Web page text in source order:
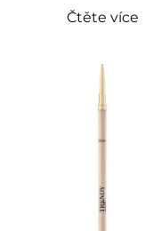
Čtěte více